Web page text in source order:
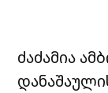
ძაძამია